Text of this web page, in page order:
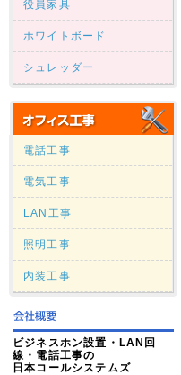
役員家具
ホワイトボード
シュレッダー
電話工事
電気工事
LAN工事
照明工事
内装工事
ビジネスホン設置・LAN回
線・電話工事の
日本コールシステムズ